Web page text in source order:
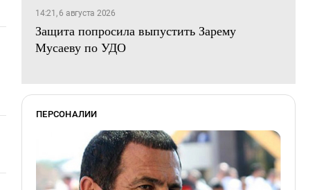
14:21, 6 августа 2026
Защита попросила выпустить Зарему
Мусаеву по УДО
ПЕРСОНАЛИИ